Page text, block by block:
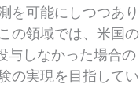
を可能にしつつあり
の領域では、米国の
与しなかった場合の
の実現を目指してい